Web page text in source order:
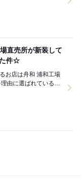
直売所が新装して
た件☆